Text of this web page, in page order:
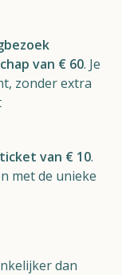
Apple App Store
Play Store
van € 60. Je
zonder extra
van € 10.
met de unieke
dan